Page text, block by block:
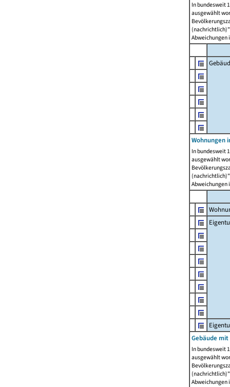
In bundesweit
ausgewählt
Abweichungen
Wohnungen
In bundesweit
ausgewählt
Abweichungen
Gebäude
In bundesweit
ausgewählt
Abweichungen